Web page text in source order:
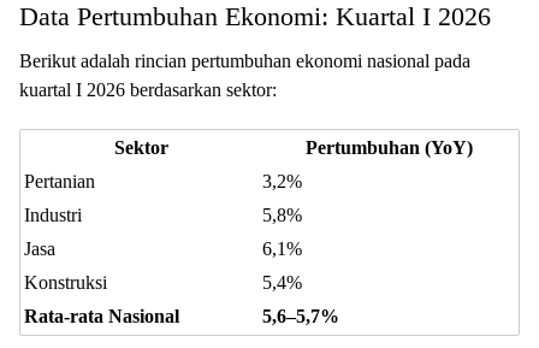
Data Pertumbuhan Ekonomi: Kuartal I 2026
Berikut adalah rincian pertumbuhan ekonomi nasional pada
kuartal I 2026 berdasarkan sektor:
Sektor
Pertumbuhan (YoY)
Pertanian
3,2%
Industri
5,8%
Jasa
6,1%
Konstruksi
5,4%
Rata-rata Nasional
5,6–5,7%